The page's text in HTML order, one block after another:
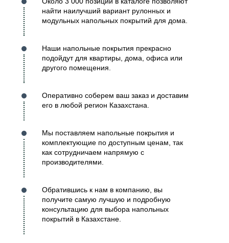
найти наилучший вариант рулонных и
модульных напольных покрытий для дома.
Наши напольные покрытия прекрасно
подойдут для квартиры, дома, офиса или
другого помещения.
Оперативно соберем ваш заказ и доставим
его в любой регион Казахстана.
Мы поставляем напольные покрытия и
комплектующие по доступным ценам, так
как сотрудничаем напрямую с
производителями.
Обратившись к нам в компанию, вы
получите самую лучшую и подробную
консультацию для выбора напольных
покрытий в Казахстане.